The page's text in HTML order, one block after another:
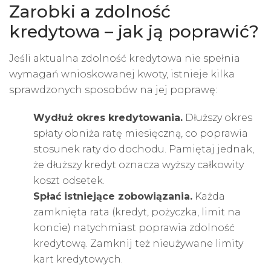
Zarobki a zdolność
kredytowa – jak ją poprawić?
Jeśli aktualna zdolność kredytowa nie spełnia
wymagań wnioskowanej kwoty, istnieje kilka
sprawdzonych sposobów na jej poprawę:
Wydłuż okres kredytowania. Dłuższy okres
spłaty obniża ratę miesięczną, co poprawia
stosunek raty do dochodu. Pamiętaj jednak,
że dłuższy kredyt oznacza wyższy całkowity
koszt odsetek.
Spłać istniejące zobowiązania. Każda
zamknięta rata (kredyt, pożyczka, limit na
koncie) natychmiast poprawia zdolność
kredytową. Zamknij też nieużywane limity
kart kredytowych.